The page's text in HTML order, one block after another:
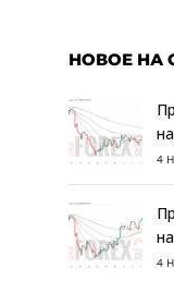
НОВОЕ НА
4
4